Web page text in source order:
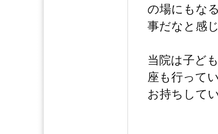
の場にもな
事だなと感
当院は子ど
座も行って
お持ちして